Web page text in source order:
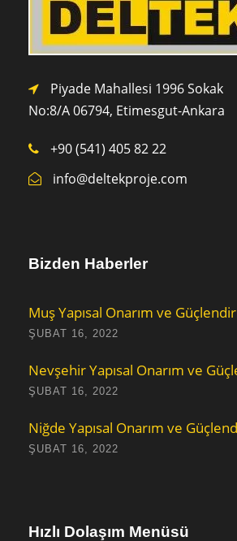
Piyade Mahallesi 1996 Sokak
No:8/A 06794, Etimesgut-Ankara
+90 (541) 405 82 22
info@deltekproje.com
Bizden Haberler
Muş Yapısal Onarım ve
ŞUBAT 16, 2022
Nevşehir Yapısal Onarım ve
ŞUBAT 16, 2022
Niğde Yapısal Onarım ve
ŞUBAT 16, 2022
Hızlı Dolaşım Menüsü